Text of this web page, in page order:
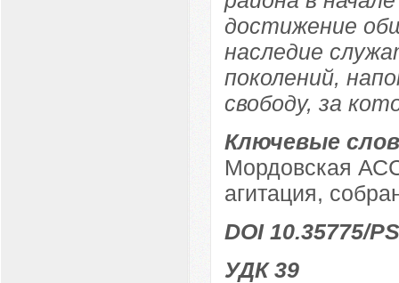
достижение
наследие
поколений,
свободу, за
Ключевые
Мордовская
агитация,
DOI 10.35775/
УДК 39